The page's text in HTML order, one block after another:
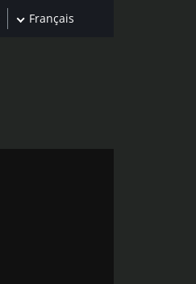
Français